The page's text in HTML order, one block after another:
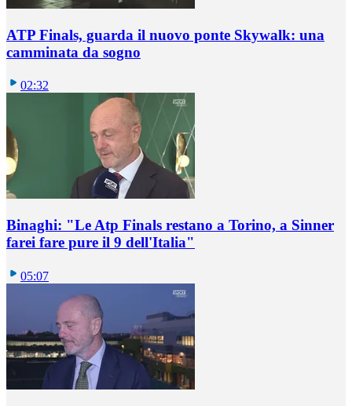
ATP Finals, guarda il nuovo ponte Skywalk: una
camminata da sogno
02:32
Binaghi: "Le Atp Finals restano a Torino, a Sinner
farei fare pure il 9 dell'Italia"
05:07